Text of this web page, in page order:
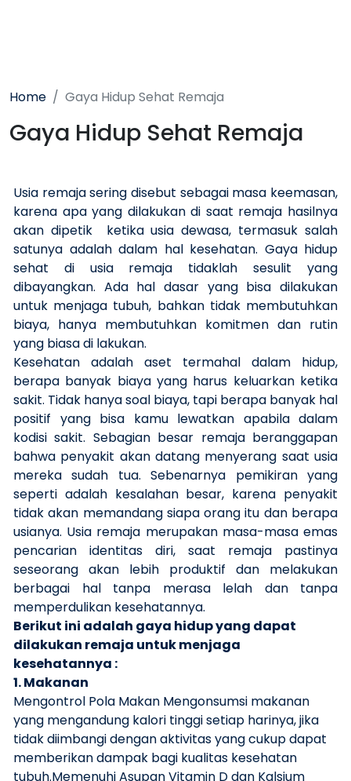
Home Gaya Hidup Sehat Remaja
Gaya Hidup Sehat Remaja
Usia remaja sering disebut sebagai masa keemasan,
karena apa yang dilakukan di saat remaja hasilnya
akan dipetik ketika usia dewasa, termasuk salah
satunya adalah dalam hal kesehatan. Gaya hidup
sehat di usia remaja tidaklah sesulit yang
dibayangkan. Ada hal dasar yang bisa dilakukan
untuk menjaga tubuh, bahkan tidak membutuhkan
biaya, hanya membutuhkan komitmen dan rutin
yang biasa di lakukan.
Kesehatan adalah aset termahal dalam hidup,
berapa banyak biaya yang harus keluarkan ketika
sakit. Tidak hanya soal biaya, tapi berapa banyak hal
positif yang bisa kamu lewatkan apabila dalam
kodisi sakit. Sebagian besar remaja beranggapan
bahwa penyakit akan datang menyerang saat usia
mereka sudah tua. Sebenarnya pemikiran yang
seperti adalah kesalahan besar, karena penyakit
tidak akan memandang siapa orang itu dan berapa
usianya. Usia remaja merupakan masa-masa emas
pencarian identitas diri, saat remaja pastinya
seseorang akan lebih produktif dan melakukan
berbagai hal tanpa merasa lelah dan tanpa
memperdulikan kesehatannya.
Berikut ini adalah gaya hidup yang dapat
dilakukan remaja untuk menjaga
kesehatannya :
1. Makanan
Mengontrol Pola Makan Mengonsumsi makanan
yang mengandung kalori tinggi setiap harinya, jika
tidak diimbangi dengan aktivitas yang cukup dapat
memberikan dampak bagi kualitas kesehatan
tubuh.Memenuhi Asupan Vitamin D dan Kalsium